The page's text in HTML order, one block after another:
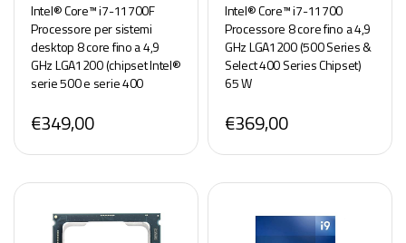
Intel® Core™ i7-11700F
Processore per sistemi
desktop 8 core fino a 4,9
GHz LGA1200 (chipset Intel®
serie 500 e serie 400
€349,00
Intel® Core™ i7-11700
Processore 8 core fino a 4,9
GHz LGA1200 (500 Series &
Select 400 Series Chipset)
65 W
€369,00